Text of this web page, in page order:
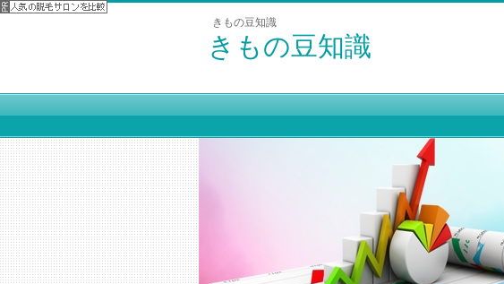
きもの豆知識
きもの豆知識